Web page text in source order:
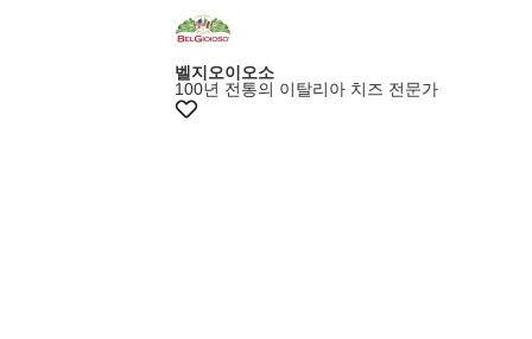
벨지오이오소
100년 전통의 이탈리아 치즈 전문가